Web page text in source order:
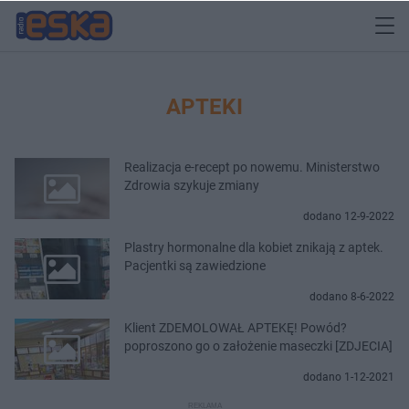
APTEKI
Realizacja e-recept po nowemu. Ministerstwo
Zdrowia szykuje zmiany
dodano 12-9-2022
Plastry hormonalne dla kobiet znikają z aptek.
Pacjentki są zawiedzione
dodano 8-6-2022
Klient ZDEMOLOWAŁ APTEKĘ! Powód?
poproszono go o założenie maseczki [ZDJECIA]
dodano 1-12-2021